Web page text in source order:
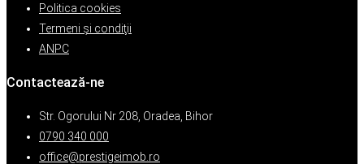
Politica cookies
Termeni şi condiţii
ANPC
Contactează-ne
Str. Ogorului Nr 208, Oradea, Bihor
0790 340 000
office@prestigeimob.ro